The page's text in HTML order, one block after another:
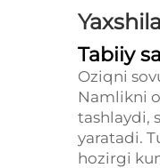
Tabiiy
Oziqni
Namlikni
tashlaydi,
yaratadi.
hozirgi